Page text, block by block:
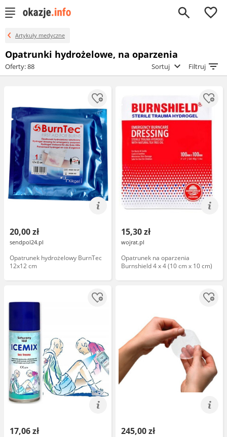
0
Artykuły medyczne
Opatrunki hydrożelowe, na oparzenia
Oferty: 88 Sortuj Filtruj
20,00 zł
sendpol24.pl
Opatrunek hydrożelowy BurnTec
12x12 cm
15,30 zł
wojrat.pl
Opatrunek na oparzenia
Burnshield 4 x 4 (10 cm x 10 cm)
17,06 zł 245,00 zł